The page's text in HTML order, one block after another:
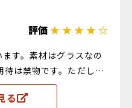
評価★ ★ ★ ★ ☆
す。素材はグラスなの
は禁物です。ただし遠
要ない、傷が付いても
実用出来ます。
る